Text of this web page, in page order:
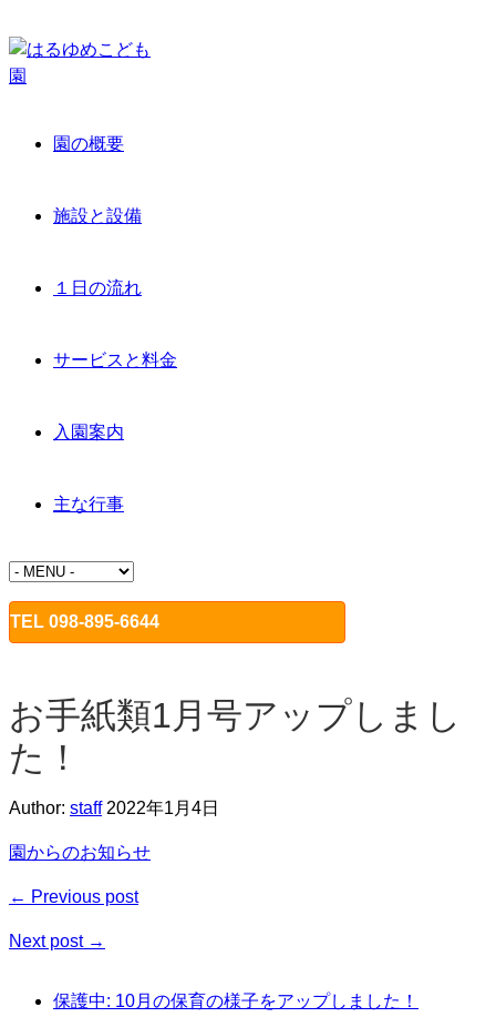
園の概要
施設と設備
１日の流れ
サービスと料金
入園案内
主な行事
TEL 098-895-6644
お手紙類1月号アップしまし
た！
Author: staff 2022年1月4日
園からのお知らせ
← Previous post
Next post →
保護中: 10月の保育の様子をアップしました！